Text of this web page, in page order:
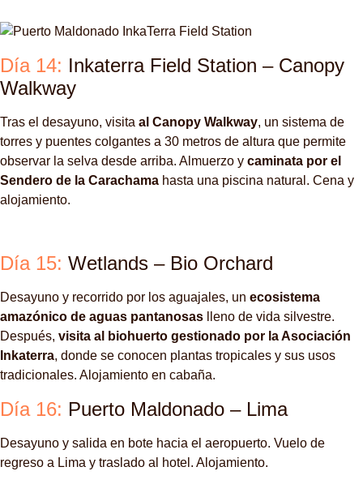
Día 14: Inkaterra Field Station – Canopy
Walkway
Tras el desayuno, visita al Canopy Walkway, un sistema de
torres y puentes colgantes a 30 metros de altura que permite
observar la selva desde arriba. Almuerzo y caminata por el
Sendero de la Carachama hasta una piscina natural. Cena y
alojamiento.
Día 15: Wetlands – Bio Orchard
Desayuno y recorrido por los aguajales, un ecosistema
amazónico de aguas pantanosas lleno de vida silvestre.
Después, visita al biohuerto gestionado por la Asociación
Inkaterra, donde se conocen plantas tropicales y sus usos
tradicionales. Alojamiento en cabaña.
Día 16: Puerto Maldonado – Lima
Desayuno y salida en bote hacia el aeropuerto. Vuelo de
regreso a Lima y traslado al hotel. Alojamiento.